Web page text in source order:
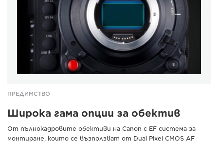
ПРЕДИМСТВО
Широка гама опции за обектив
От пълнокадровите обективи на Canon с EF система за
монтиране, които се възползват от Dual Pixel CMOS AF